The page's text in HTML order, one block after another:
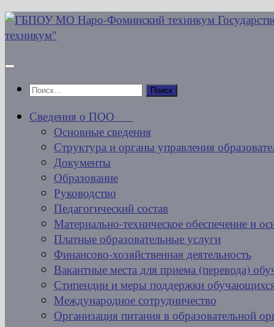
Перейти
к
Найти:
Сведения о ПОО
Основные сведения
Структура и органы управления
Документы
Образование
Руководство
Педагогический состав
Материально-техническое обеспечение и
Платные образовательные услуги
Финансово-хозяйственная деятельность
Вакантные места для приема (перевода)
Стипендии и меры поддержки
Международное сотрудничество
Организация питания в образовательной